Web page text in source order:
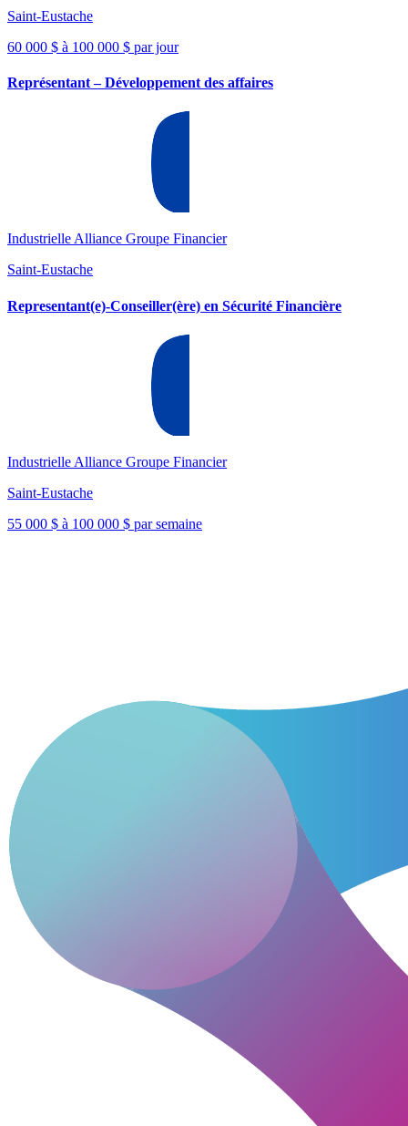
Saint-Eustache
60 000 $ à 100 000 $ par jour
Représentant – Développement des affaires
Industrielle Alliance Groupe Financier
Saint-Eustache
Representant(e)-Conseiller(ère) en Sécurité Financière
Industrielle Alliance Groupe Financier
Saint-Eustache
55 000 $ à 100 000 $ par semaine